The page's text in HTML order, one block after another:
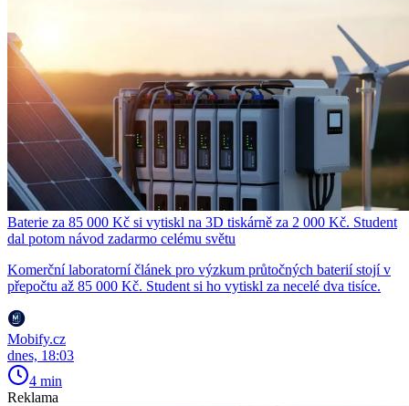
Baterie za 85 000 Kč si vytiskl na 3D tiskárně za 2 000 Kč. Student
dal potom návod zadarmo celému světu
Komerční laboratorní článek pro výzkum průtočných baterií stojí v
přepočtu až 85 000 Kč. Student si ho vytiskl za necelé dva tisíce.
Mobify.cz
dnes, 18:03
4 min
Reklama